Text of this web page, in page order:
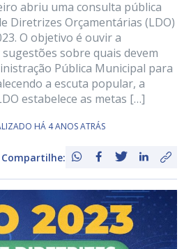
abriu uma consulta pública
Diretrizes Orçamentárias (LDO)
O objetivo é ouvir a
sobre quais devem
Pública Municipal para
a escuta popular, a
estabelece as metas […]
HÁ 4 ANOS ATRÁS
Compartilhe: